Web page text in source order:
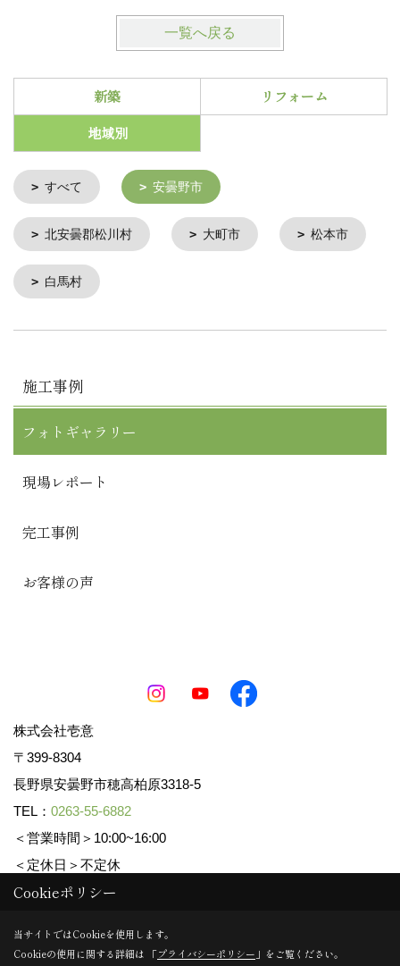
一覧へ戻る
新築
リフォーム
地域別
すべて 安曇野市
北安曇郡松川村 大町市 松本市
白馬村
施工事例
フォトギャラリー
現場レポート
完工事例
お客様の声
株式会社壱意
〒399-8304
長野県安曇野市穂高柏原3318-5
TEL： 0263-55-6882
＜営業時間＞10:00~16:00
＜定休日＞不定休
Copyright (c) ICHII Corp. All Rights Reserved.
Produced byゴデスクリエイト
Cookieポリシー
当サイトではCookieを使用します。
Cookieの使用に関する詳細は 「プライバシーポリシー 」をご覧ください。